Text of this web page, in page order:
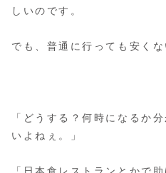
しいのです。
でも、普通に行っても安くな
「どうする？何時になるか
いよねぇ。」
「日本食レストランとかで